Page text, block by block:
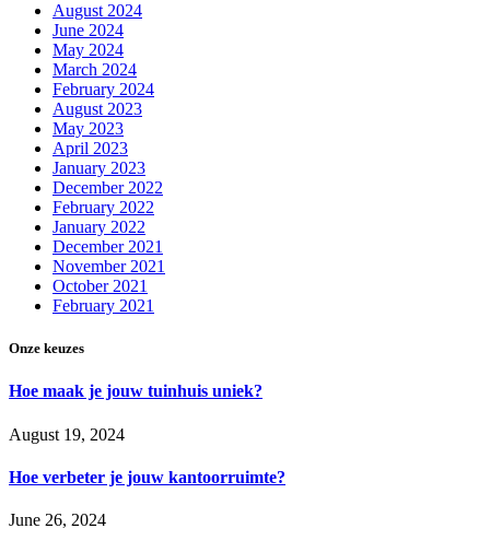
August 2024
June 2024
May 2024
March 2024
February 2024
August 2023
May 2023
April 2023
January 2023
December 2022
February 2022
January 2022
December 2021
November 2021
October 2021
February 2021
Onze keuzes
Hoe maak je jouw tuinhuis uniek?
August 19, 2024
Hoe verbeter je jouw kantoorruimte?
June 26, 2024